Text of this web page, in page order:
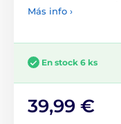
Más info ›
En stock 6 ks
39,99 €